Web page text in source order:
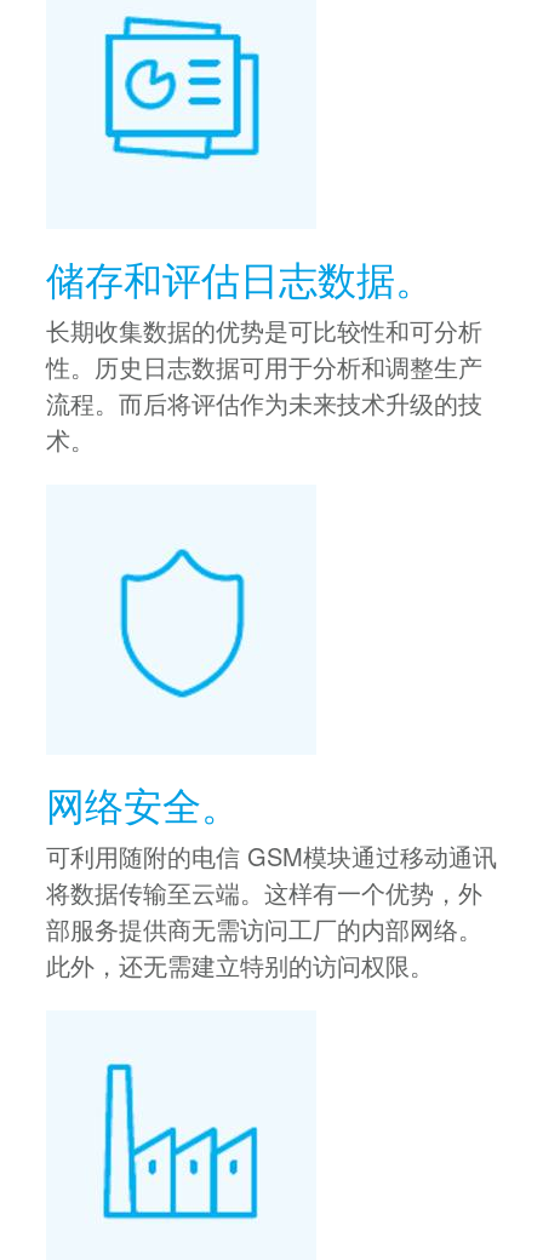
储存和评估日志数据。
长期收集数据的优势是可比较性和可分析
性。历史日志数据可用于分析和调整生产
流程。而后将评估作为未来技术升级的技
术。
网络安全。
可利用随附的电信 GSM模块通过移动通讯
将数据传输至云端。这样有一个优势，外
部服务提供商无需访问工厂的内部网络。
此外，还无需建立特别的访问权限。